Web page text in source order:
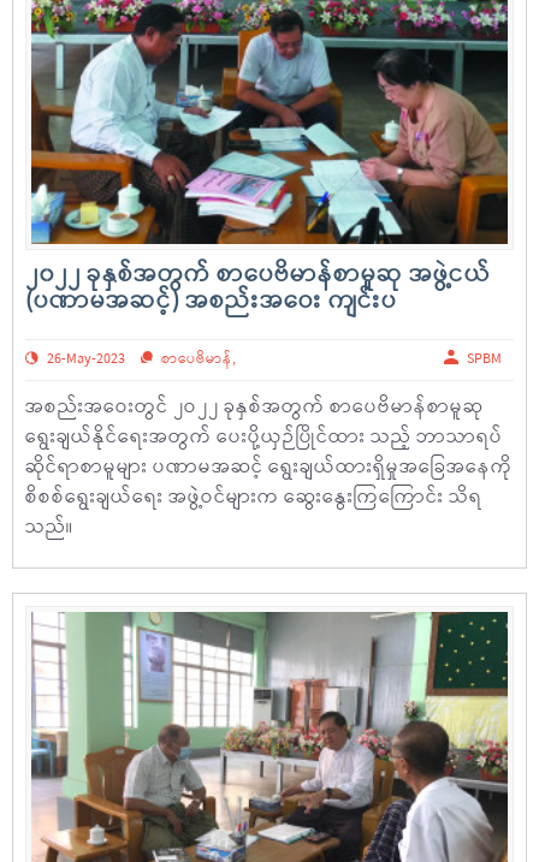
၂၀၂၂ ခုနှစ်အတွက် စာပေဗိမာန်စာမူဆု အဖွဲ့ငယ်
(ပဏာမအဆင့်) အစည်းအဝေး ကျင်းပ
26-May-2023 စာပေဗိမာန်, SPBM
အစည်းအဝေးတွင် ၂ဝ၂၂ ခုနှစ်အတွက် စာပေဗိမာန်စာမူဆု
ရွေးချယ်နိုင်ရေးအတွက် ပေးပို့ယှဉ်ပြိုင်ထား သည့် ဘာသာရပ်
ဆိုင်ရာစာမူများ ပဏာမအဆင့် ရွေးချယ်ထားရှိမှုအခြေအနေကို
စိစစ်ရွေးချယ်ရေး အဖွဲ့ဝင်များက ဆွေးနွေးကြကြောင်း သိရ
သည်။